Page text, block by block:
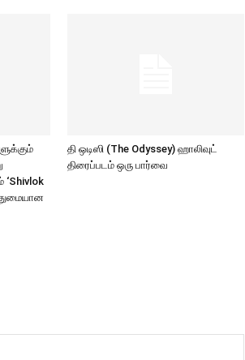
‘Shivlok
தி ஒடிஸி (The Odyssey) ஹாலிவுட்
திரைப்படம் ஒரு பார்வை